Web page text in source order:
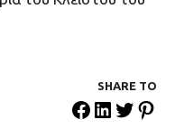
SHARE ΤΟ